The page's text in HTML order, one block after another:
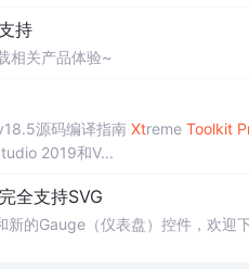
持
相关产品体验~
源码编译指南 Xtreme Toolkit
2019和V...
全支持SVG
的Gauge（仪表盘）控件，欢迎